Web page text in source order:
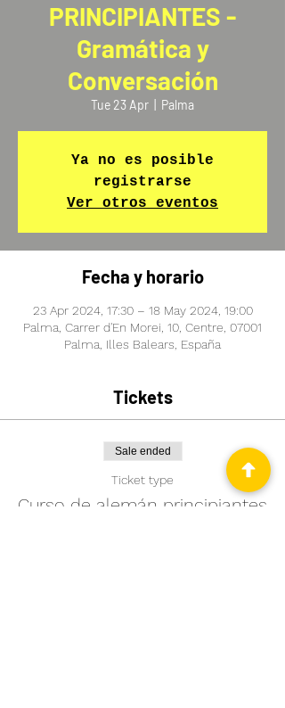
PRINCIPIANTES -
Gramática y
Conversación
Tue 23 Apr Palma
Ya no es posible
registrarse
Ver otros eventos
Fecha y horario
23 Apr 2024, 17:30 – 18 May 2024, 19:00
Palma, Carrer d'En Morei, 10, Centre, 07001
Palma, Illes Balears, España
Tickets
Sale ended
Ticket type
Curso de alemán principiantes